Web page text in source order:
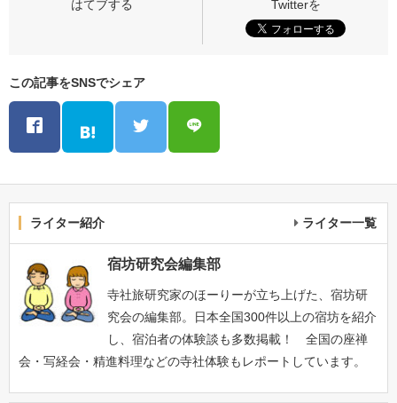
この記事をSNSでシェア
ライター紹介 ライター一覧
宿坊研究会編集部
寺社旅研究家のほーりーが立ち上げた、宿坊研
究会の編集部。日本全国300件以上の宿坊を紹介
し、宿泊者の体験談も多数掲載！ 全国の座禅
会・写経会・精進料理などの寺社体験もレポートしています。